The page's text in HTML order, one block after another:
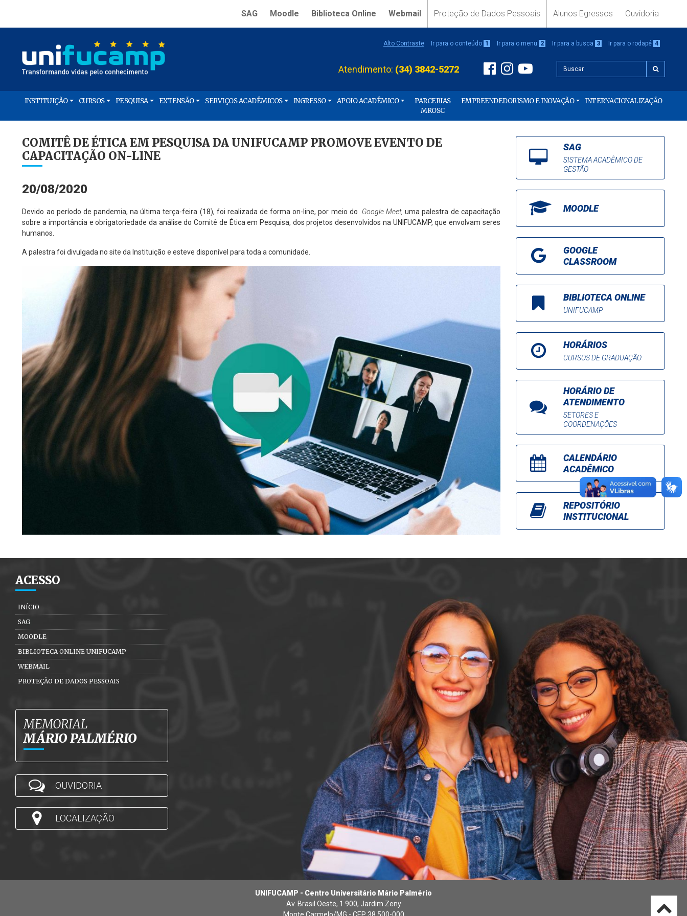
SAG Moodle Biblioteca Online Webmail Proteção de Dados Pessoais Alunos Egressos Ouvidoria
Alto Contraste Ir para o conteúdo 1 Ir para o menu 2 Ir para a busca 3 Ir para o rodapé 4
Atendimento: (34) 3842-5272
INSTITUIÇÃO CURSOS PESQUISA EXTENSÃO SERVIÇOS ACADÊMICOS INGRESSO APOIO ACADÊMICO
PARCERIAS
MROSC
EMPREENDEDORISMO E INOVAÇÃO INTERNACIONALIZAÇÃO
COMITÊ DE ÉTICA EM PESQUISA DA UNIFUCAMP PROMOVE EVENTO DE
CAPACITAÇÃO ON-LINE
20/08/2020
Devido ao período de pandemia, na última terça-feira (18), foi realizada de forma on-line, por meio do Google Meet,uma palestra de capacitação
sobre a importância e obrigatoriedade da análise do Comitê de Ética em Pesquisa, dos projetos desenvolvidos na UNIFUCAMP, que envolvam seres
humanos.
A palestra foi divulgada no site da Instituição e esteve disponível para toda a comunidade.
SAG
SISTEMA ACADÊMICO DE
GESTÃO
MOODLE
GOOGLE
CLASSROOM
BIBLIOTECA ONLINE
UNIFUCAMP
HORÁRIOS
CURSOS DE GRADUAÇÃO
HORÁRIO DE
ATENDIMENTO
SETORES E
COORDENAÇÕES
CALENDÁRIO
ACADÊMICO
REPOSITÓRIO
INSTITUCIONAL
ACESSO
INÍCIO
SAG
MOODLE
BIBLIOTECA ONLINE UNIFUCAMP
WEBMAIL
PROTEÇÃO DE DADOS PESSOAIS
MEMORIAL
MÁRIO PALMÉRIO
OUVIDORIA
LOCALIZAÇÃO
UNIFUCAMP - Centro Universitário Mário Palmério
Av. Brasil Oeste, 1.900, Jardim Zeny